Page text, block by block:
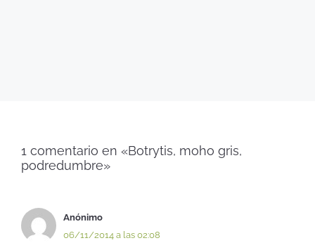
1 comentario en «Botrytis, moho gris,
podredumbre»
Anónimo
06/11/2014 a las 02:08